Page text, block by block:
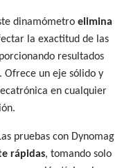
dinamómetro elimina
la exactitud de las
resultados
Ofrece un eje sólido y
en cualquier
pruebas con Dynomag
rápidas, tomando solo